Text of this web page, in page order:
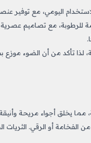
اليومي، مع توفير
للرطوبة، مع تصاميم
لذا تأكد من أن الضوء
يخلق أجواء مريحة
أو الرقي. الثريات